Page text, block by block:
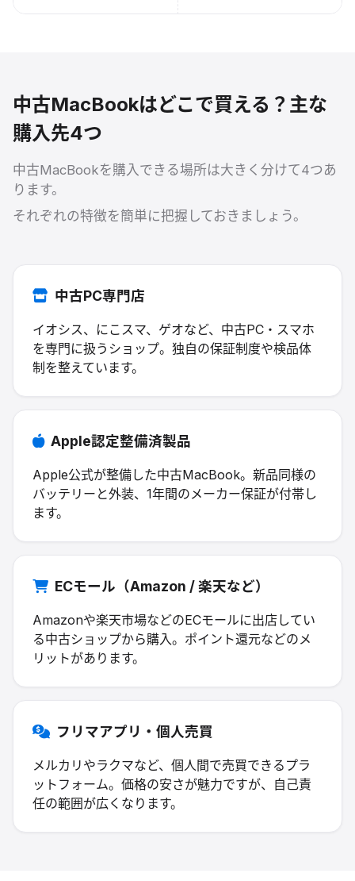
中古MacBookはどこで買える？主な
購入先4つ
中古MacBookを購入できる場所は大きく分けて4つあ
ります。
それぞれの特徴を簡単に把握しておきましょう。
中古PC専門店
イオシス、にこスマ、ゲオなど、中古PC・スマホ
を専門に扱うショップ。独自の保証制度や検品体
制を整えています。
Apple認定整備済製品
Apple公式が整備した中古MacBook。新品同様の
バッテリーと外装、1年間のメーカー保証が付帯し
ます。
ECモール（Amazon / 楽天など）
Amazonや楽天市場などのECモールに出店してい
る中古ショップから購入。ポイント還元などのメ
リットがあります。
フリマアプリ・個人売買
メルカリやラクマなど、個人間で売買できるプラ
ットフォーム。価格の安さが魅力ですが、自己責
任の範囲が広くなります。